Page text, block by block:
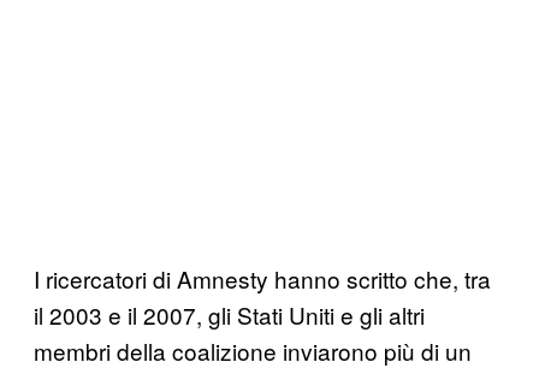
I ricercatori di Amnesty hanno scritto che, tra
il 2003 e il 2007, gli Stati Uniti e gli altri
membri della coalizione inviarono più di un